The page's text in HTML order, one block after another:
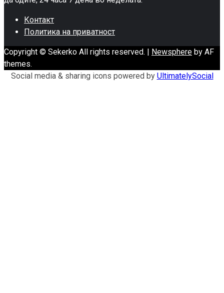
Контакт
Политика на приватност
Copyright © Sekerko All rights reserved. Newsphere by AF
themes.
Social media & sharing icons powered by UltimatelySocial